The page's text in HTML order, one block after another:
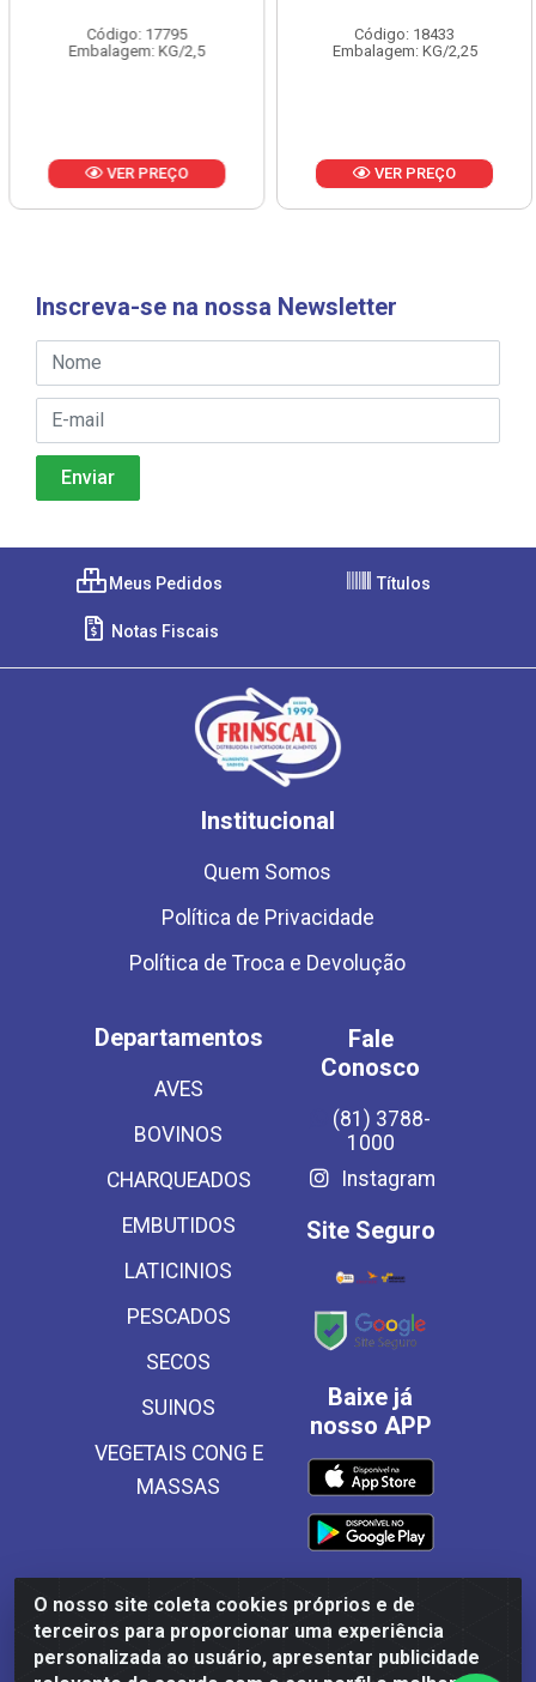
Código: 17795
Embalagem: KG/2,5
VER PREÇO
Código: 18433
Embalagem: KG/2,25
VER PREÇO
Inscreva-se na nossa Newsletter
O nosso site coleta cookies próprios e de
terceiros para proporcionar uma experiência
personalizada ao usuário, apresentar publicidade
Meus Pedidos Títulos
Notas Fiscais
Institucional
Quem Somos
Política de Privacidade
Política de Troca e Devolução
Departamentos
AVES
BOVINOS
CHARQUEADOS
EMBUTIDOS
LATICINIOS
PESCADOS
SECOS
SUINOS
VEGETAIS CONG E
MASSAS
Fale
Conosco
(81) 3788-
1000
Instagram
Site Seguro
Baixe já
nosso APP
Frinscal - Distribuidora e Importadora de Alimentos LTDA -
Rodovia BR 101 Sul Km 187, 310 Galpão - Santa Rosa,
Palmares/PE - CEP 55540-000 - CNPJ 03.504.437/0001-50